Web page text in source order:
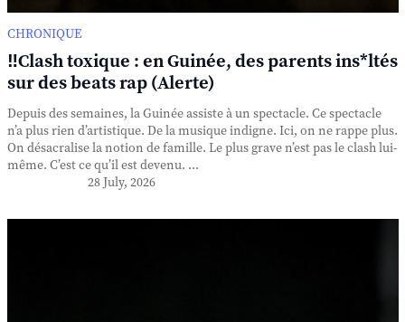
CHRONIQUE
‼️Clash toxique : en Guinée, des parents ins*ltés
sur des beats rap (Alerte)
Depuis des semaines, la Guinée assiste à un spectacle. Ce spectacle
n’a plus rien d’artistique. De la musique indigne. Ici, on ne rappe plus.
On désacralise la notion de famille. Le plus grave n’est pas le clash lui-
même. C’est ce qu’il est devenu. ...
28 July, 2026